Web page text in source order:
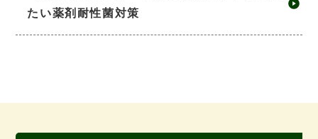
たい薬剤耐性菌対策